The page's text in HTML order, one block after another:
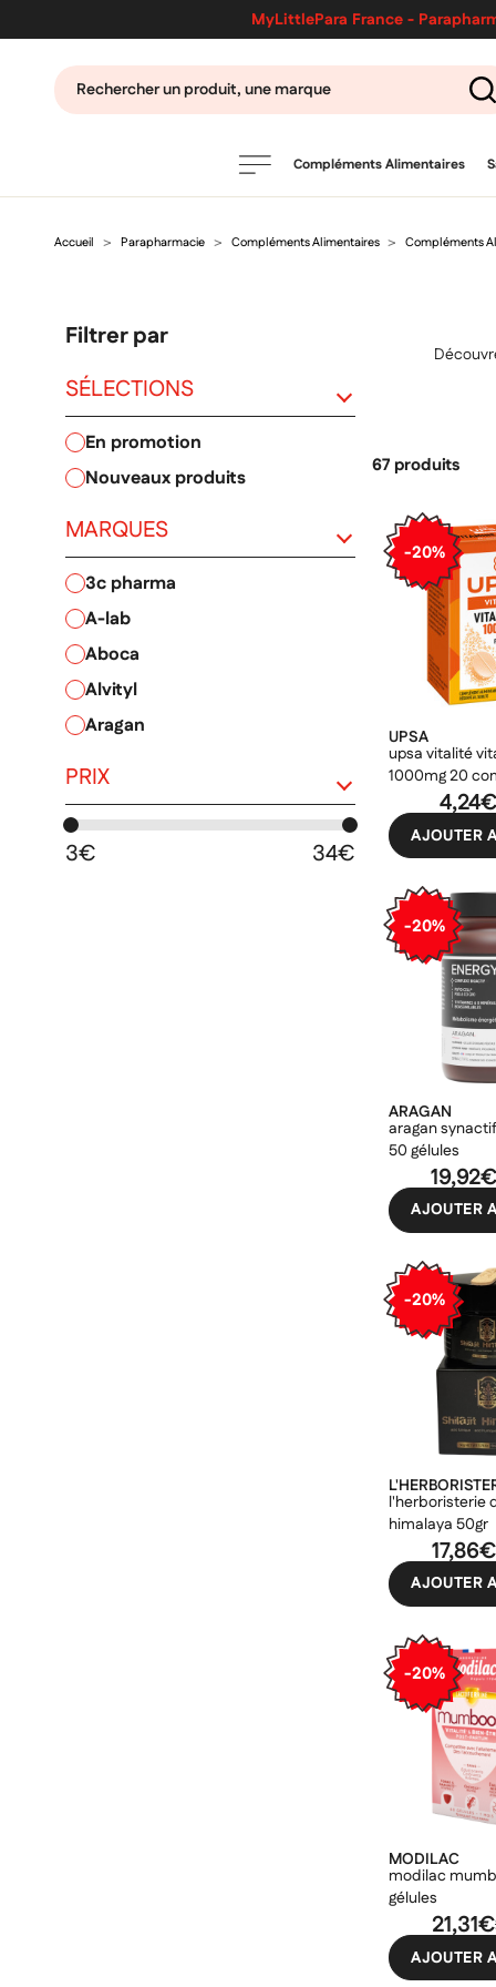
MyLittlePara France -
CATÉGORIES
MARQUES
PRODUITS
Compléments Alimentaires
Accueil Parapharmacie Compléments Alimentaires Compléments
Filtrer par
SÉLECTIONS
en promotion
nouveaux produits
MARQUES
3c pharma
a-lab
aboca
alvityl
aragan
berocca
PRIX
3€ 34€
67 produits
-20%
UPSA
upsa vitalité
1000mg 20
effervescents
AJOUTER
-20%
ARAGAN
aragan
50 gélules
19,92€
AJOUTER
-20%
l'herboristerie
himalaya 50gr
17,86€
AJOUTER
-20%
MODILAC
modilac
gélules
21,31€
AJOUTER